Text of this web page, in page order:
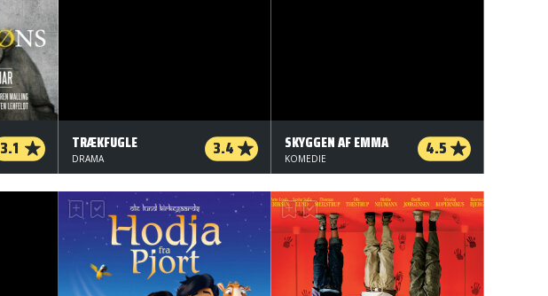
3.1 TRÆKFUGLE 3.4
DRAMA
SKYGGEN AF EMMA 4.5
KOMEDIE